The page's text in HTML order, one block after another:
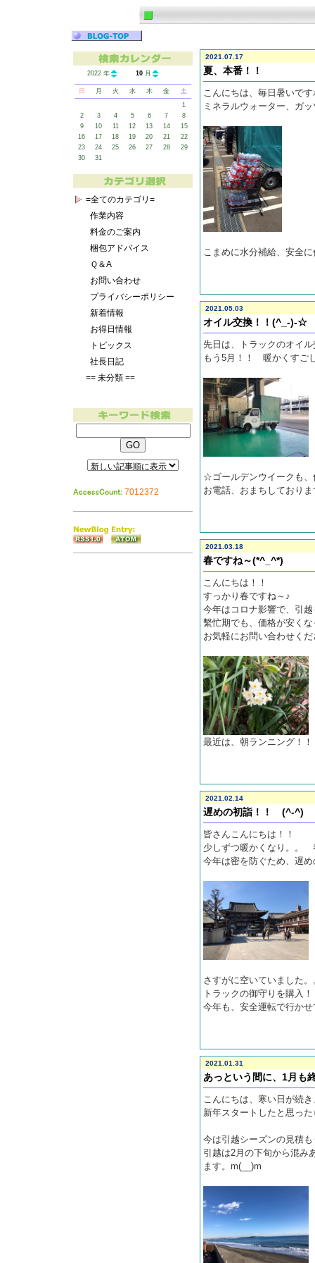
2022 年 10 月
日 月 火 水 木 金
土
1
2
3 4 5 6 7
8
9
10 11 12 13 14
15
16
17 18 19 20 21
22
23
24 25 26 27 28
29
30
31
=全てのカテゴリ=
作業内容
料金のご案内
梱包アドバイス
Ｑ＆A
お問い合わせ
プライバシーポリシー
新着情報
お得日情報
トピックス
社長日記
== 未分類 ==
7012372
2021.07.17
夏、本番！！
こんにちは、毎日暑いで
ミネラルウォーター、ガ
こまめに水分補給、安全
2021.05.03
オイル交換！！(^_-)-☆
先日は、トラックのオイ
もう5月！！ 暖かくすご
☆ゴールデンウイークも
お電話、おまちしておりま
2021.03.18
春ですね～(*^_^*)
こんにちは！！
すっかり春ですね～♪
今年はコロナ影響で、引
繫忙期でも、価格が安く
お気軽にお問い合わせく
最近は、朝ランニング！
2021.02.14
遅めの初詣！！ (^-^)
皆さんこんにちは！！
少しずつ暖かくなり。。
今年は密を防ぐため、遅
さすがに空いていました。
トラックの御守りを購入
今年も、安全運転で行か
2021.01.31
あっという間に、1月も
こんにちは、寒い日が続
新年スタートしたと思っ
今は引越シーズンの見積
引越は2月の下旬から混み
ます。m(__)m